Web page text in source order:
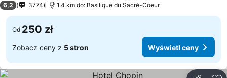
6,2 3774 1.4 km do: Basilique du Sacré-Coeur
Od 250 zł
Zobacz ceny z 5 stron Wyświetl ceny